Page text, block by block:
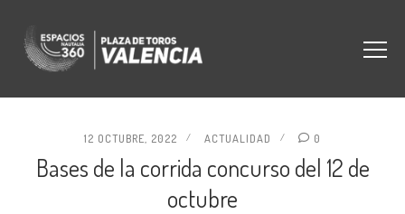
12 OCTUBRE, 2022 ACTUALIDAD 0
Bases de la corrida concurso del 12 de
octubre